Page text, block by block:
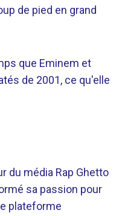
de pied en grand
que Eminem et
de 2001, ce qu'elle
du média Rap Ghetto
sa passion pour
plateforme